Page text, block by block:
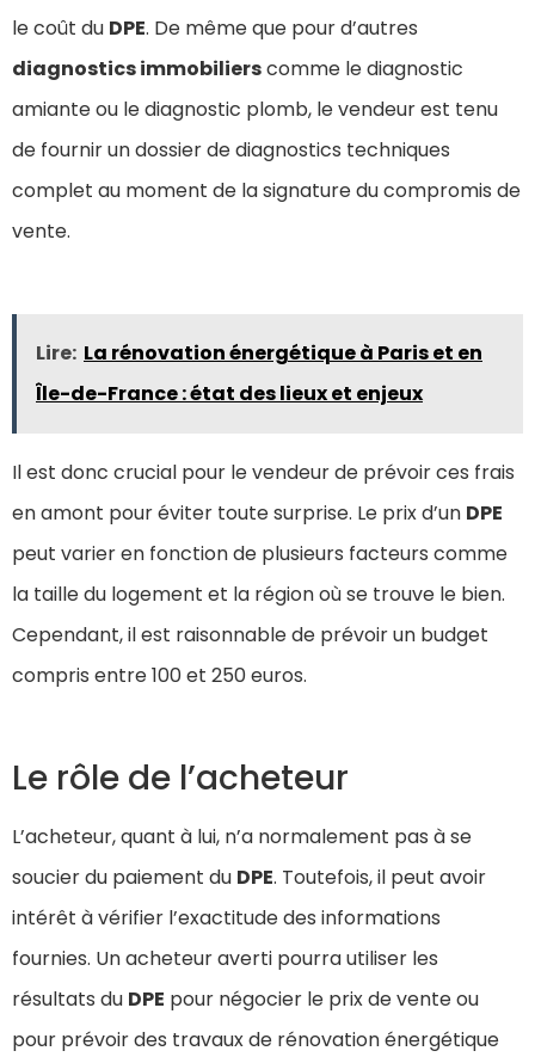
le coût du DPE. De même que pour d’autres
diagnostics immobilierscomme le diagnostic
amiante ou le diagnostic plomb, le vendeur est tenu
de fournir un dossier de diagnostics techniques
complet au moment de la signature du compromis de
vente.
Lire: La rénovation énergétique à Paris et en
Île-de-France : état des lieux et enjeux
Il est donc crucial pour le vendeur de prévoir ces frais
en amont pour éviter toute surprise. Le prix d’un DPE
peut varier en fonction de plusieurs facteurs comme
la taille du logement et la région où se trouve le bien.
Cependant, il est raisonnable de prévoir un budget
compris entre 100 et 250 euros.
Le rôle de l’acheteur
L’acheteur, quant à lui, n’a normalement pas à se
soucier du paiement du DPE. Toutefois, il peut avoir
intérêt à vérifier l’exactitude des informations
fournies. Un acheteur averti pourra utiliser les
résultats du DPE pour négocier le prix de vente ou
pour prévoir des travaux de rénovation énergétique